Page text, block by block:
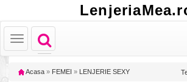
Toggle
navigation
Toggle
navigation
Acasa » FEMEI » LENJERIE SEXY